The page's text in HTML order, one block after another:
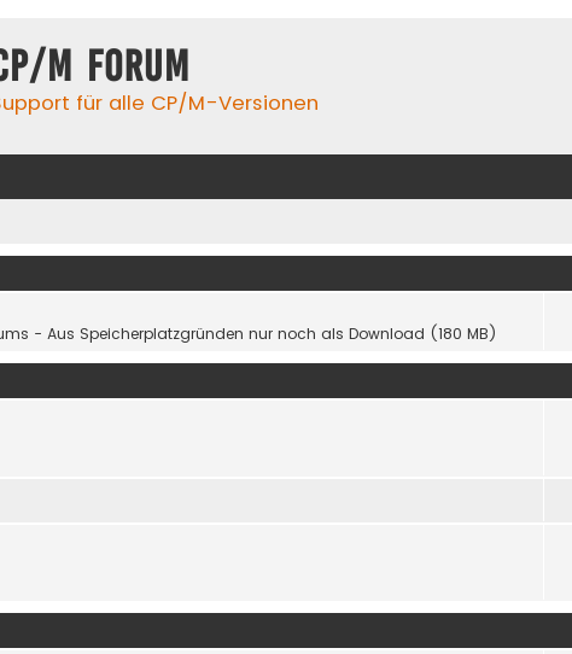
M Forum
für alle CP/M-Versionen
- Aus Speicherplatzgründen nur noch als Download (180 MB)